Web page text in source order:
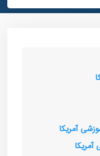
آمریکا